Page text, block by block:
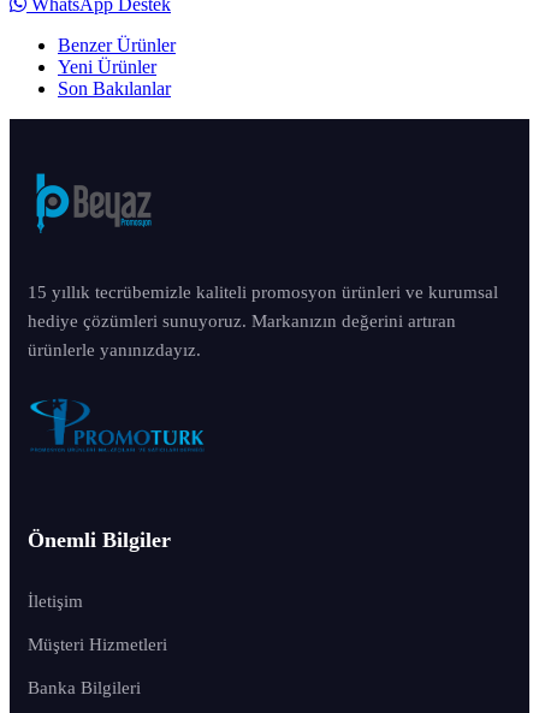
Benzer Ürünler
Yeni Ürünler
Son Bakılanlar
15 yıllık tecrübemizle kaliteli promosyon ürünleri ve kurumsal
hediye çözümleri sunuyoruz. Markanızın değerini artıran
ürünlerle yanınızdayız.
Önemli Bilgiler
İletişim
Müşteri Hizmetleri
Banka Bilgileri